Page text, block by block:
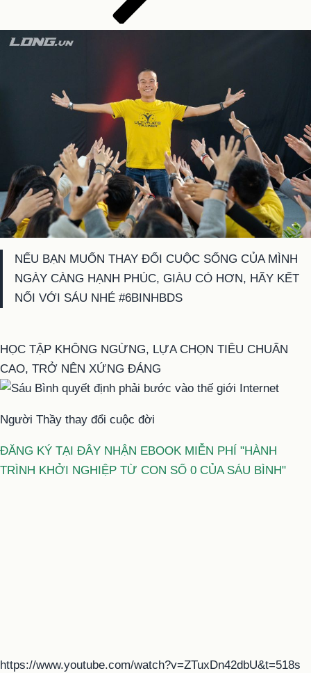
NẾU BẠN MUỐN THAY ĐỔI CUỘC SỐNG CỦA MÌNH
NGÀY CÀNG HẠNH PHÚC, GIÀU CÓ HƠN, HÃY KẾT
NỐI VỚI SÁU NHÉ #6BINHBDS
HỌC TẬP KHÔNG NGỪNG, LỰA CHỌN TIÊU CHUẨN
CAO, TRỞ NÊN XỨNG ĐÁNG
Người Thầy thay đổi cuộc đời
ĐĂNG KÝ TẠI ĐÂY NHẬN EBOOK MIỄN PHÍ "HÀNH
TRÌNH KHỞI NGHIỆP TỪ CON SỐ 0 CỦA SÁU BÌNH"
https://www.youtube.com/watch?v=ZTuxDn42dbU&t=518s